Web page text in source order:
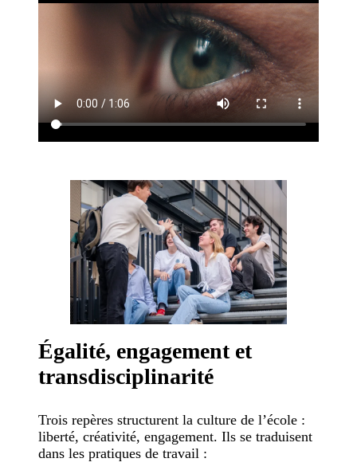
Égalité, engagement et
transdisciplinarité
Trois repères structurent la culture de l’école :
liberté, créativité, engagement. Ils se traduisent
dans les pratiques de travail :